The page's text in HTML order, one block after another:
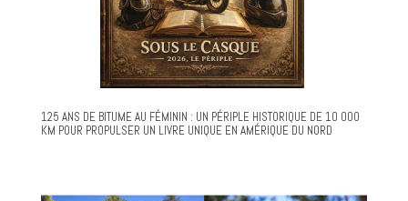
125 ANS DE BITUME AU FÉMININ : UN PÉRIPLE HISTORIQUE DE 10 000
KM POUR PROPULSER UN LIVRE UNIQUE EN AMÉRIQUE DU NORD